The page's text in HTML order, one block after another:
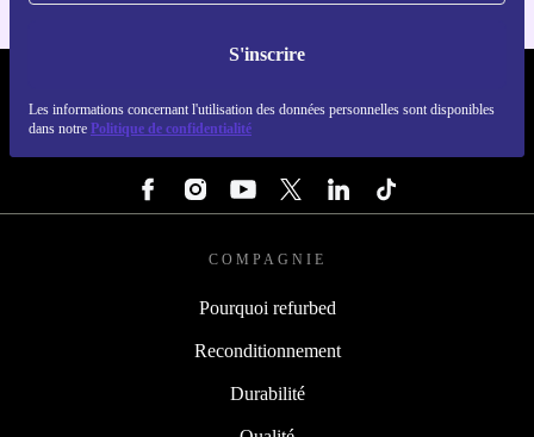
S'inscrire
Les informations concernant l'utilisation des données personnelles sont disponibles
dans notre Politique de confidentialité
COMPAGNIE
Pourquoi refurbed
Reconditionnement
Durabilité